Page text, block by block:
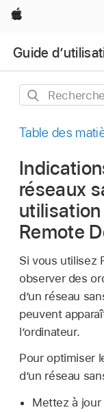
Apple
Guide
Rechercher
ce
Table des
réseaux
Remote
Si vous utilisez
observer des
d’un réseau
peuvent
l’ordinateur.
Pour optimiser
d’un réseau
Mettez à